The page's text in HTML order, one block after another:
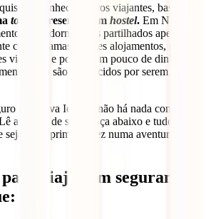
conhecer outros viajantes, basta
tour ou reservar um hostel. Em Nova
com dormitórios partilhados apenas
com 4 camas. Nestes alojamentos, podes
viajantes e poupar um pouco de dinheiro,
não são conhecidos por serem mais
em Nova Iorque, não há nada como
as dicas de segurança abaixo e tudo
seja a tua primeira vez numa aventura
para viajar em segurança